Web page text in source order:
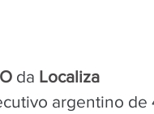
da Localiza
argentino de